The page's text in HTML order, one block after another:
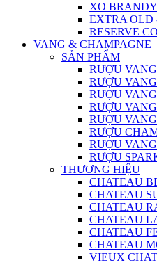
XO BRANDY
EXTRA OLD
RESERVE
VANG & CHAMPAGNE
SẢN PHẨM
RƯỢU
RƯỢU
RƯỢU
RƯỢU
RƯỢU
RƯỢU
RƯỢU
RƯỢU
THƯƠNG HIỆU
CHATEAU
CHATEAU
CHATEAU
CHATEAU
CHATEAU
CHATEAU
VIEUX